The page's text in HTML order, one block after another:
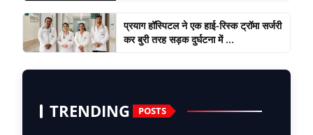
प्रयाग हॉस्पिटल ने एक हाई-रिस्क ट्रॉमा सर्जरी
कर बुरी तरह सड़क दुर्घटना में ...
TRENDING POSTS